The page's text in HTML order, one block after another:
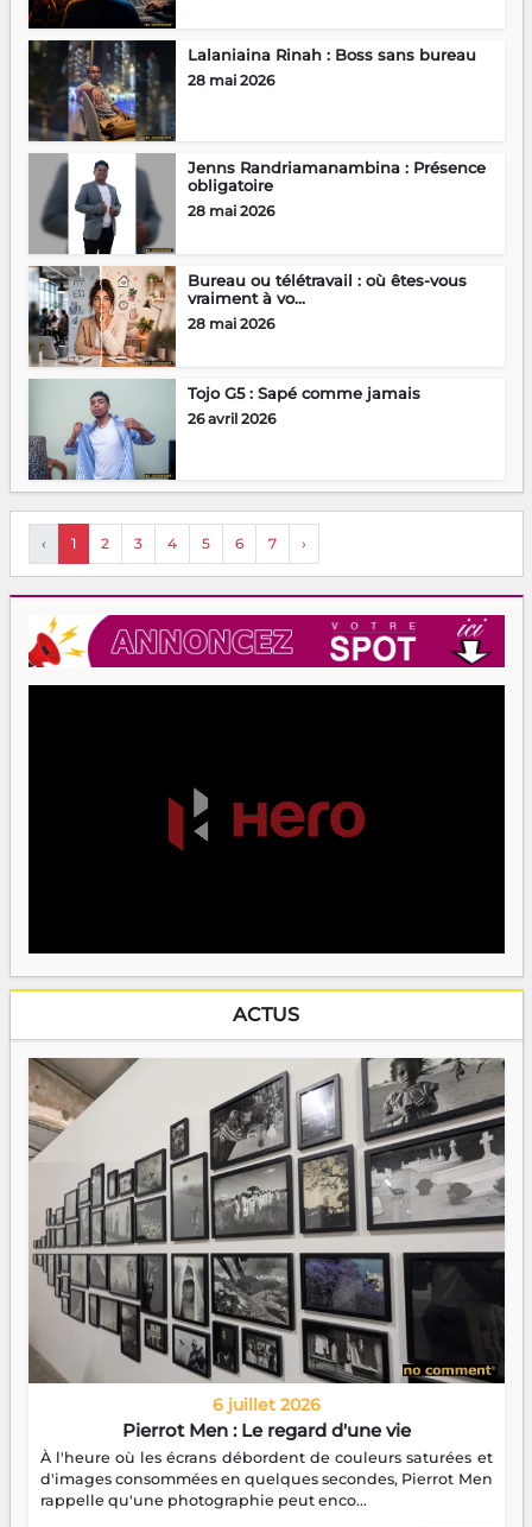
Lalaniaina Rinah : Boss sans bureau
28 mai 2026
Jenns Randriamanambina : Présence
obligatoire
28 mai 2026
Bureau ou télétravail : où êtes-vous
vraiment à vo...
28 mai 2026
Tojo G5 : Sapé comme jamais
26 avril 2026
‹ 1 2 3 4 5 6 7 ›
ACTUS
6 juillet 2026
Pierrot Men : Le regard d'une vie
À l'heure où les écrans débordent de couleurs saturées et
d'images consommées en quelques secondes, Pierrot Men
rappelle qu'une photographie peut enco...